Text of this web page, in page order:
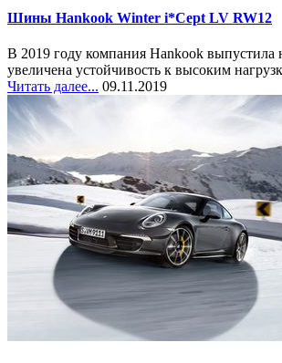
Шины Hankook Winter i*Cept LV RW12
В 2019 году компания Hankook
увеличена устойчивость к высоким
Читать далее... 09.11.2019